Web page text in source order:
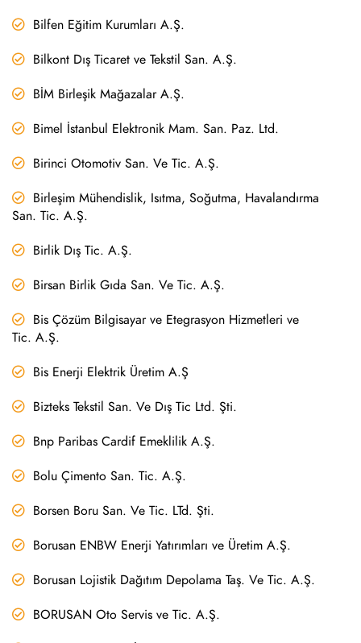
Bilfen Eğitim Kurumları A.Ş.
Bilkont Dış Ticaret ve Tekstil San. A.Ş.
BİM Birleşik Mağazalar A.Ş.
Bimel İstanbul Elektronik Mam. San. Paz. Ltd.
Birinci Otomotiv San. Ve Tic. A.Ş.
Birleşim Mühendislik, Isıtma, Soğutma, Havalandırma
San. Tic. A.Ş.
Birlik Dış Tic. A.Ş.
Birsan Birlik Gıda San. Ve Tic. A.Ş.
Bis Çözüm Bilgisayar ve Etegrasyon Hizmetleri ve
Tic. A.Ş.
Bis Enerji Elektrik Üretim A.Ş
Bizteks Tekstil San. Ve Dış Tic Ltd. Şti.
Bnp Paribas Cardif Emeklilik A.Ş.
Bolu Çimento San. Tic. A.Ş.
Borsen Boru San. Ve Tic. LTd. Şti.
Borusan ENBW Enerji Yatırımları ve Üretim A.Ş.
Borusan Lojistik Dağıtım Depolama Taş. Ve Tic. A.Ş.
BORUSAN Oto Servis ve Tic. A.Ş.